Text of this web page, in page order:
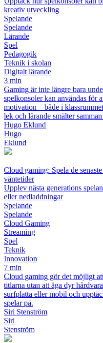
kreativ utveckling
Spelande
Spelande
Lärande
Spel
Pedagogik
Teknik i skolan
Digitalt lärande
3 min
Gaming är inte längre bara
spelkonsoler kan användas för
motivation – både i
lek och lärande smälter
Hugo Eklund
Hugo
Eklund
Cloud gaming: Spela de
väntetider
Upplev nästa generations
eller nedladdningar
Spelande
Spelande
Cloud Gaming
Streaming
Spel
Teknik
Innovation
7 min
Cloud gaming gör det möjligt
titlarna utan att äga dyr
surfplatta eller mobil och
spelar på.
Siri Stenström
Siri
Stenström